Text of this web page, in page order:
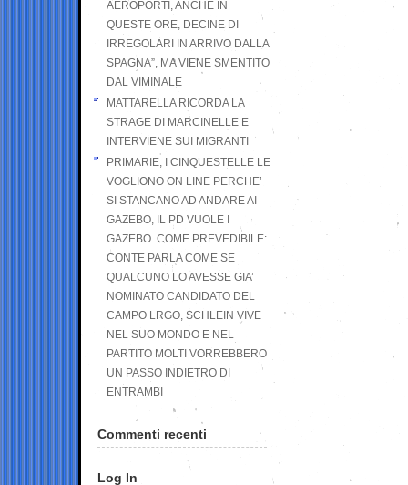
AEROPORTI, ANCHE IN
QUESTE ORE, DECINE DI
IRREGOLARI IN ARRIVO DALLA
SPAGNA”, MA VIENE SMENTITO
DAL VIMINALE
MATTARELLA RICORDA LA
STRAGE DI MARCINELLE E
INTERVIENE SUI MIGRANTI
PRIMARIE; I CINQUESTELLE LE
VOGLIONO ON LINE PERCHE’
SI STANCANO AD ANDARE AI
GAZEBO, IL PD VUOLE I
GAZEBO. COME PREVEDIBILE:
CONTE PARLA COME SE
QUALCUNO LO AVESSE GIA’
NOMINATO CANDIDATO DEL
CAMPO LRGO, SCHLEIN VIVE
NEL SUO MONDO E NEL
PARTITO MOLTI VORREBBERO
UN PASSO INDIETRO DI
ENTRAMBI
Commenti recenti
Log In